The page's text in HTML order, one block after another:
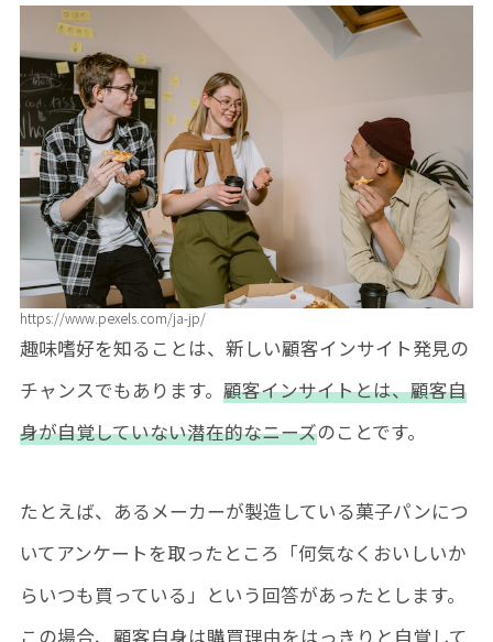
https://www.pexels.com/ja-jp/
趣味嗜好を知ることは、新しい顧客インサイト発見の
チャンスでもあります。 顧客インサイトとは、顧客自
身が自覚していない潜在的なニーズのことです。
たとえば、あるメーカーが製造している菓子パンにつ
いてアンケートを取ったところ「何気なくおいしいか
らいつも買っている」という回答があったとします。
この場合、顧客自身は購買理由をはっきりと自覚して